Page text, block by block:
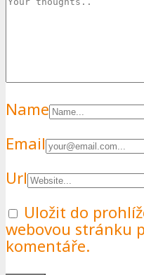
Name
Email
Url
Uložit do
webovou stránku
komentáře.